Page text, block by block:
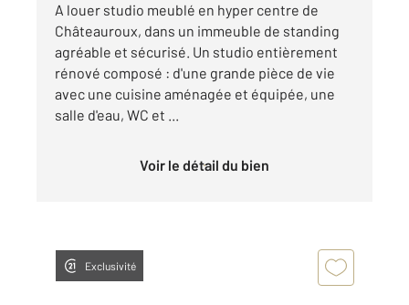
A louer studio meublé en hyper centre de
Châteauroux, dans un immeuble de standing
agréable et sécurisé. Un studio entièrement
rénové composé : d'une grande pièce de vie
avec une cuisine aménagée et équipée, une
salle d'eau, WC et ...
Voir le détail du bien
Exclusivité